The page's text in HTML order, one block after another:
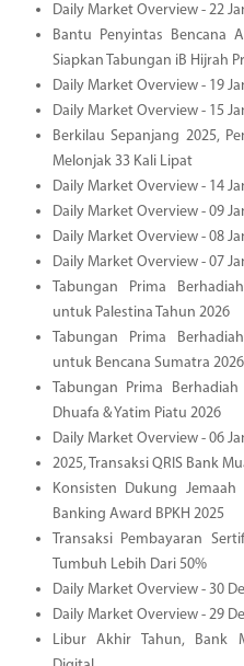
Daily Market Overview - 22
Bantu Penyintas Bencana
Siapkan Tabungan iB Hijrah
Daily Market Overview - 19
Daily Market Overview - 15
Berkilau Sepanjang 2025,
Melonjak 33 Kali Lipat
Daily Market Overview - 14
Daily Market Overview - 09
Daily Market Overview - 08
Daily Market Overview - 07
Tabungan Prima
untuk Palestina Tahun 2026
Tabungan Prima
untuk Bencana Sumatra 2026
Tabungan Prima
Dhuafa & Yatim Piatu 2026
Daily Market Overview - 06
2025, Transaksi QRIS Bank
Konsisten Dukung
Banking Award BPKH 2025
Transaksi Pembayaran
Tumbuh Lebih Dari 50%
Daily Market Overview - 30
Daily Market Overview - 29
Libur Akhir Tahun, Bank